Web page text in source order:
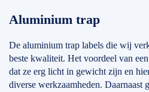
Aluminium trap
De aluminium trap labels die wij
beste kwaliteit. Het voordeel van
dat ze erg licht in gewicht zijn en
diverse werkzaamheden. Daarnaast